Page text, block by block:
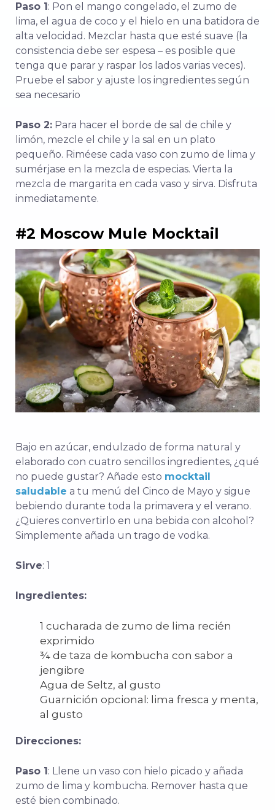
Paso 1 : Pon el mango congelado, el zumo de
lima, el agua de coco y el hielo en una batidora de
alta velocidad. Mezclar hasta que esté suave (la
consistencia debe ser espesa – es posible que
tenga que parar y raspar los lados varias veces).
Pruebe el sabor y ajuste los ingredientes según
sea necesario
Paso 2: Para hacer el borde de sal de chile y
limón, mezcle el chile y la sal en un plato
pequeño. Riméese cada vaso con zumo de lima y
sumérjase en la mezcla de especias. Vierta la
mezcla de margarita en cada vaso y sirva. Disfruta
inmediatamente.
#2 Moscow Mule Mocktail
Bajo en azúcar, endulzado de forma natural y
elaborado con cuatro sencillos ingredientes, ¿qué
no puede gustar? Añade esto mocktail
saludable a tu menú del Cinco de Mayo y sigue
bebiendo durante toda la primavera y el verano.
¿Quieres convertirlo en una bebida con alcohol?
Simplemente añada un trago de vodka.
Sirve: 1
Ingredientes:
1 cucharada de zumo de lima recién
exprimido
¾ de taza de kombucha con sabor a
jengibre
Agua de Seltz, al gusto
Guarnición opcional: lima fresca y menta,
al gusto
Direcciones:
Paso 1: Llene un vaso con hielo picado y añada
zumo de lima y kombucha. Remover hasta que
esté bien combinado.